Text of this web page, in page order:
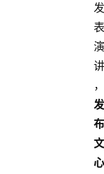
发
表
演
讲
，
发
布
文
心